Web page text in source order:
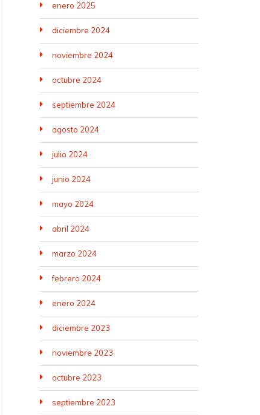
enero 2025
diciembre 2024
noviembre 2024
octubre 2024
septiembre 2024
agosto 2024
julio 2024
junio 2024
mayo 2024
abril 2024
marzo 2024
febrero 2024
enero 2024
diciembre 2023
noviembre 2023
octubre 2023
septiembre 2023